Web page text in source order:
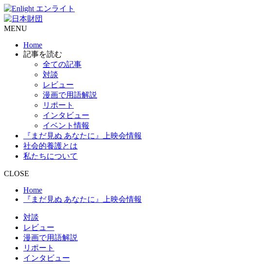
MENU
Home
記事を読む
全ての記事
対談
レビュー
漫画で用語解説
リポート
インタビュー
イベント情報
『まだ見ぬ あなたに』上映会情報
社会的養護とは
私たちについて
CLOSE
Home
『まだ見ぬ あなたに』上映会情報
対談
レビュー
漫画で用語解説
リポート
インタビュー